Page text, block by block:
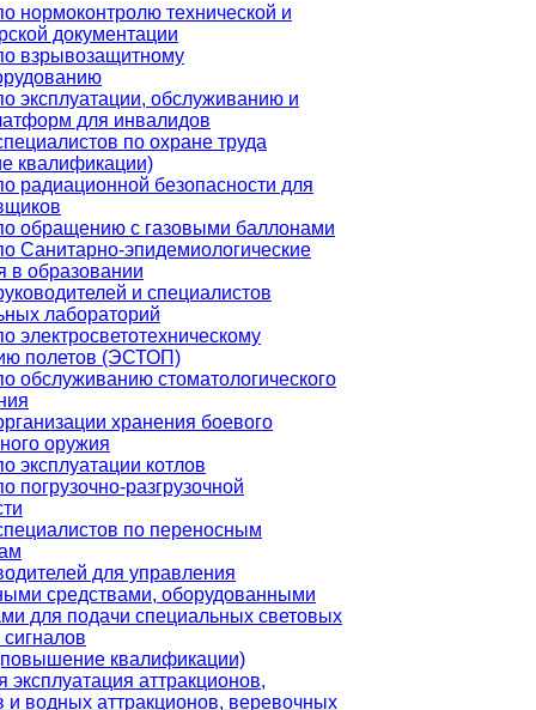
нормоконтролю технической и
документации
взрывозащитному
эксплуатации, обслуживанию и
для инвалидов
по охране труда
квалификации)
радиационной безопасности для
обращению с газовыми баллонами
Санитарно-эпидемиологические
в образовании
и специалистов
лабораторий
электросветотехническому
полетов (ЭСТОП)
обслуживанию стоматологического
хранения боевого
оружия
эксплуатации котлов
погрузочно-разгрузочной
по переносным
для управления
средствами, оборудованными
для подачи специальных световых
квалификации)
эксплуатация аттракционов,
и водных аттракционов, веревочных